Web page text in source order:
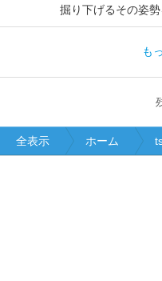
掘り下げるその姿
も
全表示 ホーム